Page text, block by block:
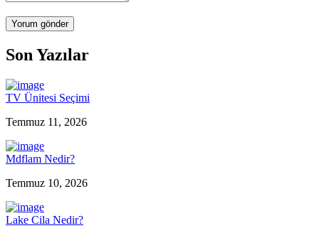
Son Yazılar
TV Ünitesi Seçimi
Temmuz 11, 2026
Mdflam Nedir?
Temmuz 10, 2026
Lake Cila Nedir?